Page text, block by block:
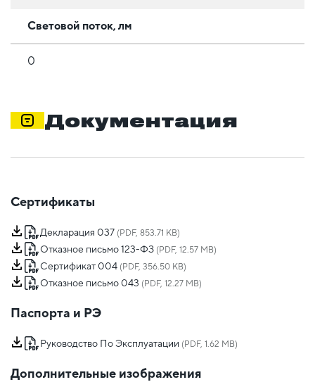
Световой поток, лм
0
Документация
Сертификаты
Декларация 037 (PDF, 853.71 KB)
Отказное письмо 123-ФЗ (PDF, 12.57 MB)
Сертификат 004 (PDF, 356.50 KB)
Отказное письмо 043 (PDF, 12.27 MB)
Паспорта и РЭ
Руководство По Эксплуатации (PDF, 1.62 MB)
Дополнительные изображения